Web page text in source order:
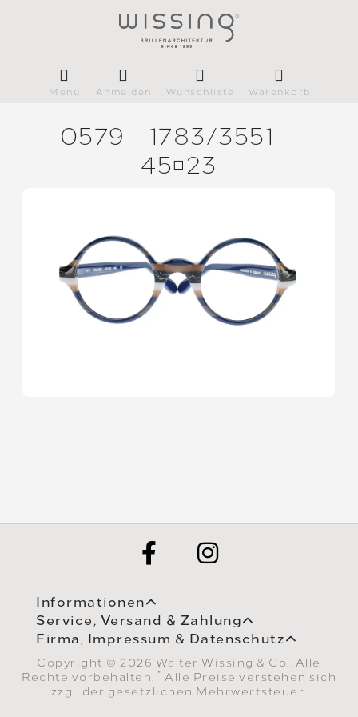
Menü Anmelden Wunschliste Warenkorb
0579 1783/3551
4523
Informationen
Service, Versand & Zahlung
Firma, Impressum & Datenschutz
Copyright © 2026 Walter Wissing & Co.. Alle
Rechte vorbehalten.
* Alle Preise verstehen sich
zzgl. der gesetzlichen Mehrwertsteuer.